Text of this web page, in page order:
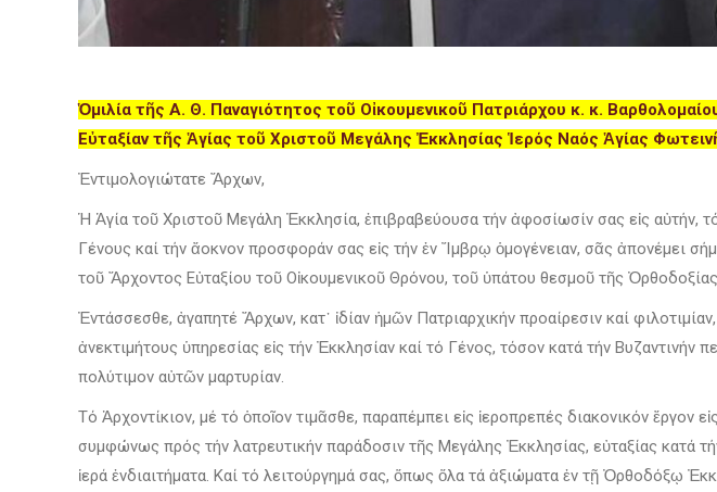
Ὁμιλία τῆς Α. Θ. Παναγιότητος τοῦ Οἰκουμενικοῦ Πατριάρχου κ. κ.
Εὐταξίαν τῆς Ἁγίας τοῦ Χριστοῦ Μεγάλης Ἐκκλησίας Ἱερός Ναός Ἁγίας
Ἐντιμολογιώτατε Ἄρχων,
Ἡ Ἁγία τοῦ Χριστοῦ Μεγάλη Ἐκκλησία, ἐπιβραβεύουσα τήν ἀφοσίωσίν σας εἰς αὐτήν,
Γένους καί τήν ἄοκνον προσφοράν σας εἰς τήν ἐν Ἴμβρῳ ὁμογένειαν, σᾶς ἀπονέμει
τοῦ Ἄρχοντος Εὐταξίου τοῦ Οἰκουμενικοῦ Θρόνου, τοῦ ὑπάτου θεσμοῦ τῆς
Ἐντάσσεσθε, ἀγαπητέ Ἄρχων, κατ᾿ ἰδίαν ἡμῶν Πατριαρχικήν προαίρεσιν καί
ἀνεκτιμήτους ὑπηρεσίας εἰς τήν Ἐκκλησίαν καί τό Γένος, τόσον κατά τήν
πολύτιμον αὐτῶν μαρτυρίαν.
Τό Ἀρχοντίκιον, μέ τό ὁποῖον τιμᾶσθε, παραπέμπει εἰς ἱεροπρεπές διακονικόν
συμφώνως πρός τήν λατρευτικήν παράδοσιν τῆς Μεγάλης Ἐκκλησίας, εὐταξίας κατά
ἱερά ἐνδιαιτήματα. Καί τό λειτούργημά σας, ὅπως ὅλα τά ἀξιώματα ἐν τῇ Ὀρθοδόξῳ